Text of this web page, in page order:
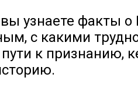
узнаете факты о
с какими
к признанию,